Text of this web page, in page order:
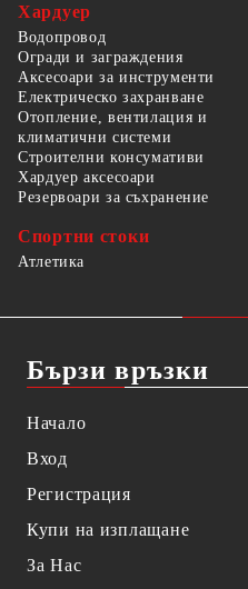
Хардуер
Водопровод
Огради и заграждения
Аксесоари за инструменти
Електрическо захранване
Отопление, вентилация и
климатични системи
Строителни консумативи
Хардуер аксесоари
Резервоари за съхранение
Спортни стоки
Атлетика
Бързи връзки
Начало
Вход
Регистрация
Купи на изплащане
За Нас